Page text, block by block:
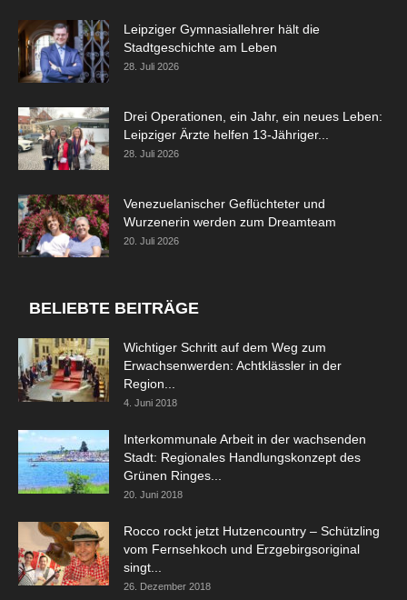
Leipziger Gymnasiallehrer hält die
Stadtgeschichte am Leben
28. Juli 2026
Drei Operationen, ein Jahr, ein neues Leben:
Leipziger Ärzte helfen 13-Jähriger...
28. Juli 2026
Venezuelanischer Geflüchteter und
Wurzenerin werden zum Dreamteam
20. Juli 2026
BELIEBTE BEITRÄGE
Wichtiger Schritt auf dem Weg zum
Erwachsenwerden: Achtklässler in der
Region...
4. Juni 2018
Interkommunale Arbeit in der wachsenden
Stadt: Regionales Handlungskonzept des
Grünen Ringes...
20. Juni 2018
Rocco rockt jetzt Hutzencountry – Schützling
vom Fernsehkoch und Erzgebirgsoriginal
singt...
26. Dezember 2018